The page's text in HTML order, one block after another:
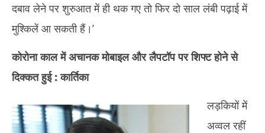
दबाव लेने पर शुरुआत में ही थक गए तो फिर दो साल लंबी पढ़ाई में
मुश्किलें आ सकती हैं।’
कोरोना काल में अचानक मोबाइल और लैपटॉप पर शिफ्ट होने से
दिक्कत हुई : कार्तिका
लड़कियों में
अव्वल रहीं